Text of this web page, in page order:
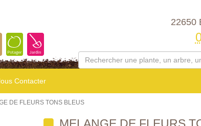
22650
Contacter
DE FLEURS TONS BLEUS